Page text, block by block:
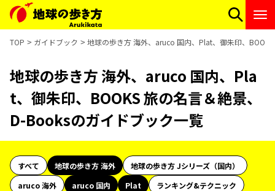
TOP ガイドブック 地球の歩き方 海外、aruco 国内、Plat、御朱印、
地球の歩き方 海外、aruco 国内、Pla
t、御朱印、BOOKS 旅の名言＆絶景、
D-Booksのガイドブック一覧
すべて 地球の歩き方 海外
地球の歩き方 Jシリーズ（国内）
aruco 海外
aruco 国内 Plat
ランキング&テクニック